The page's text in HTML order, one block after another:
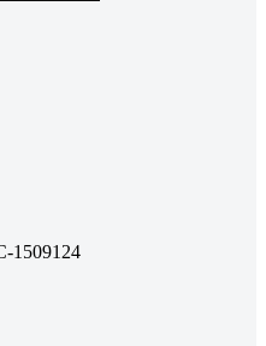
1509124